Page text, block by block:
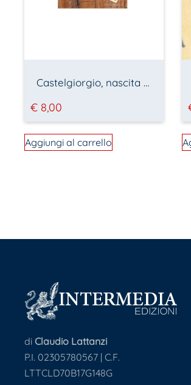
Castelgiorgio, nascita di una paese
€ 8,00
Aggiungi al carrello
di Claudio Lattanzi
P.I. 02305780567 | C.F.
LTTCLD70B17G148G